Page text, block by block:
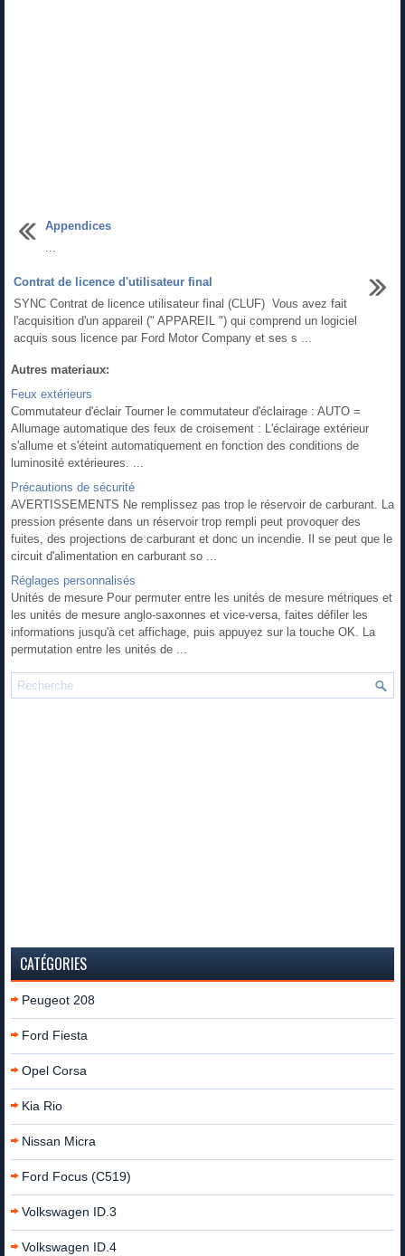
Appendices
Contrat de licence d'utilisateur final
SYNC Contrat de licence utilisateur final (CLUF) Vous avez fait
l'acquisition d'un appareil (" APPAREIL ") qui comprend un logiciel
acquis sous licence par Ford Motor Company et ses s ...
Autres materiaux:
Feux extérieurs
Commutateur d'éclair Tourner le commutateur d'éclairage : AUTO =
Allumage automatique des feux de croisement : L'éclairage extérieur
s'allume et s'éteint automatiquement en fonction des conditions de
luminosité extérieures. ...
Précautions de sécurité
AVERTISSEMENTS Ne remplissez pas trop le réservoir de carburant. La
pression présente dans un réservoir trop rempli peut provoquer des
fuites, des projections de carburant et donc un incendie. Il se peut que le
circuit d'alimentation en carburant so ...
Réglages personnalisés
Unités de mesure Pour permuter entre les unités de mesure métriques et
les unités de mesure anglo-saxonnes et vice-versa, faites défiler les
informations jusqu'à cet affichage, puis appuyez sur la touche OK. La
permutation entre les unités de ...
CATÉGORIES
Peugeot 208
Ford Fiesta
Opel Corsa
Kia Rio
Nissan Micra
Ford Focus (C519)
Volkswagen ID.3
Volkswagen ID.4